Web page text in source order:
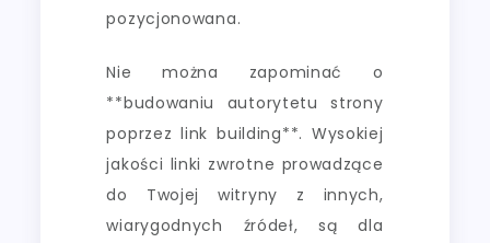
pozycjonowana.
Nie można zapominać o
**budowaniu autorytetu strony
poprzez link building**. Wysokiej
jakości linki zwrotne prowadzące
do Twojej witryny z innych,
wiarygodnych źródeł, są dla